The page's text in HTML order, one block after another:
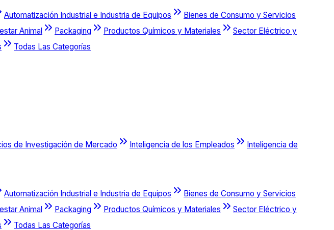
Automatización Industrial e Industria de Equipos
Bienes de Consumo y Servicios
Animal Packaging Productos Químicos y Materiales
Sector Eléctrico y
Todas Las Categorías
de Investigación de Mercado Inteligencia de los Empleados
Inteligencia de
Automatización Industrial e Industria de Equipos
Bienes de Consumo y Servicios
Animal Packaging Productos Químicos y Materiales
Sector Eléctrico y
Todas Las Categorías